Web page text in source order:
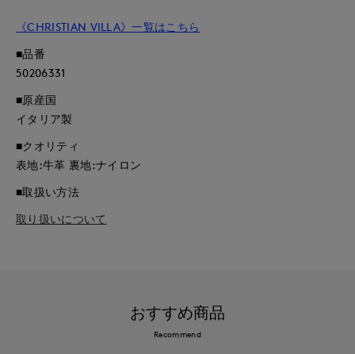
《CHRISTIAN VILLA》一覧はこちら
■品番
50206331
■原産国
イタリア製
■クオリティ
表地:牛革 裏地:ナイロン
■取扱い方法
取り扱いについて
おすすめ商品
Recommend